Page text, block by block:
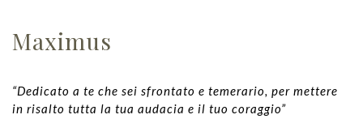
Maximus
“Dedicato a te che sei sfrontato e temerario, per mettere
in risalto tutta la tua audacia e il tuo coraggio”